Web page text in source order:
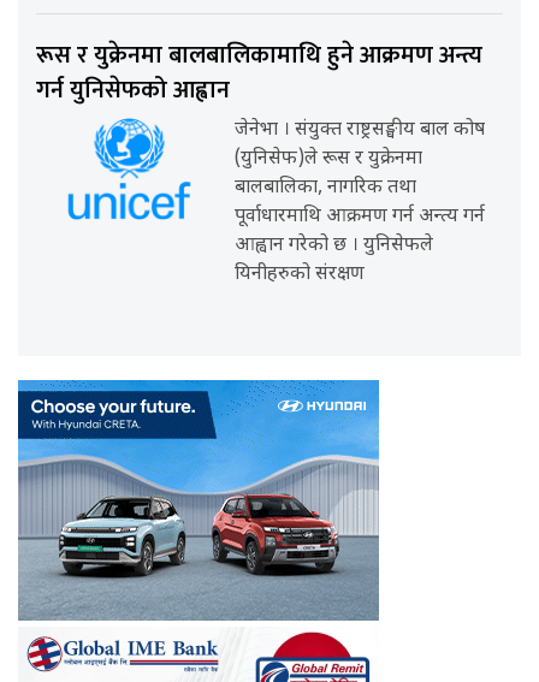
रूस र युक्रेनमा बालबालिकामाथि हुने आक्रमण अन्त्य
गर्न युनिसेफको आह्वान
जेनेभा । संयुक्त राष्ट्रसङ्घीय बाल कोष
(युनिसेफ)ले रूस र युक्रेनमा
बालबालिका, नागरिक तथा
पूर्वाधारमाथि आक्रमण गर्न अन्त्य गर्न
आह्वान गरेको छ । युनिसेफले
यिनीहरुको संरक्षण